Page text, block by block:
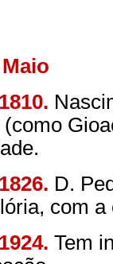
(como
D.
com
Tem